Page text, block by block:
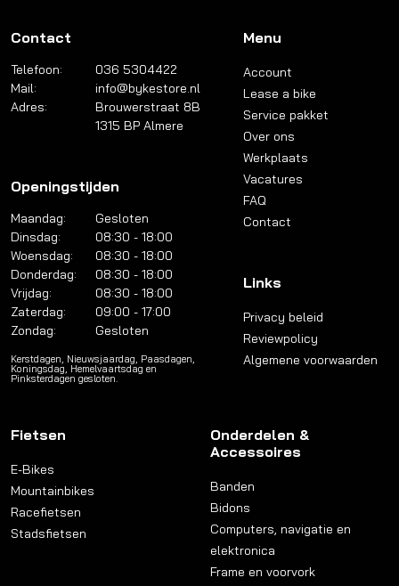
Contact
Telefoon:
036 5304422
Mail:
info@bykestore.nl
Adres:
Brouwerstraat 8B
1315 BP Almere
Openingstijden
Maandag:
Gesloten
Dinsdag:
08:30 - 18:00
Woensdag:
08:30 - 18:00
Donderdag:
08:30 - 18:00
Vrijdag:
08:30 - 18:00
Zaterdag:
09:00 - 17:00
Zondag:
Gesloten
Kerstdagen, Nieuwsjaardag, Paasdagen,
Koningsdag, Hemelvaartsdag en
Pinksterdagen gesloten.
Menu
Account
Lease a bike
Service pakket
Over ons
Werkplaats
Vacatures
FAQ
Contact
Links
Privacy beleid
Reviewpolicy
Algemene voorwaarden
Fietsen
E-Bikes
Mountainbikes
Racefietsen
Stadsfietsen
Onderdelen &
Accessoires
Banden
Bidons
Computers, navigatie en
elektronica
Frame en voorvork